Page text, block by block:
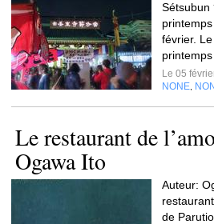
Sétsubun
février.
Le 05
NONE
Le restaurant de
Ogawa Ito
Auteur:
de